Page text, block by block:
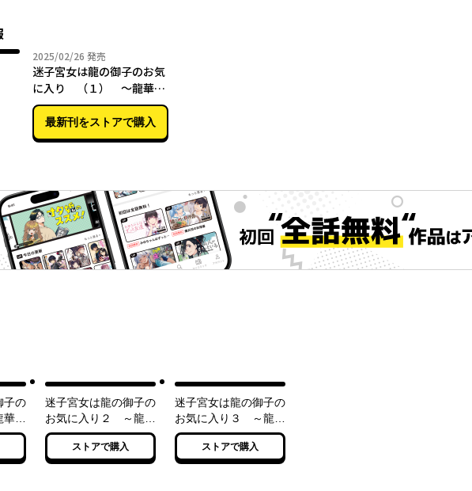
2025/02/26 2025年02月26日
発売
迷子宮女は龍の御子のお気
に入り （１） ～龍華国
後宮事件帳～
最新刊をストアで購入
子の
国
迷子宮女は龍の御子の
お気に入り２ ～龍華
国後宮事件帳～
ストアで購入
迷子宮女は龍の御子の
お気に入り３ ～龍華
国後宮事件帳～
ストアで購入